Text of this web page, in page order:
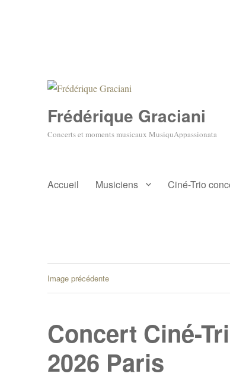
Frédérique Graciani
Concerts et moments musicaux MusiquAppassionata
Accueil Musiciens Ciné-Trio
Image précédente
Concert Ciné-
2026 Paris